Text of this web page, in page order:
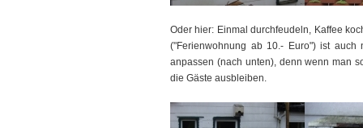
Oder hier: Einmal durchfeudeln, Kaffee
("Ferienwohnung ab 10.- Euro") ist
anpassen (nach unten), denn wenn man
die Gäste ausbleiben.